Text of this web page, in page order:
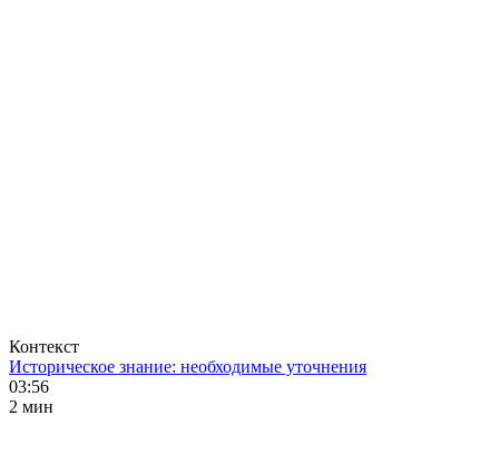
Контекст
Историческое знание: необходимые уточнения
03:56
2 мин